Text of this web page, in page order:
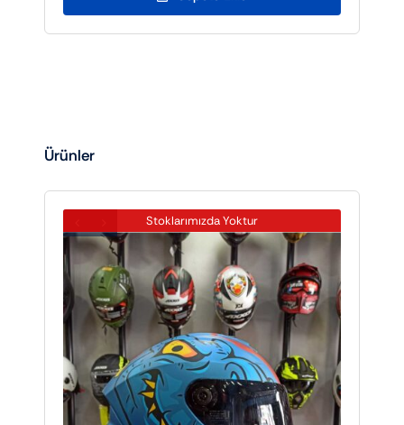
Ürünler
Stoklarımızda Yoktur